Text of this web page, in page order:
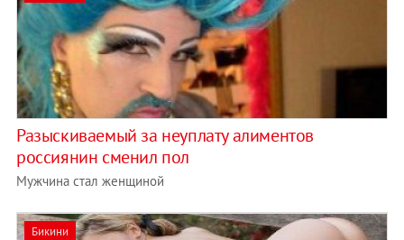
Разыскиваемый за неуплату алиментов
россиянин сменил пол
Мужчина стал женщиной
Бикини